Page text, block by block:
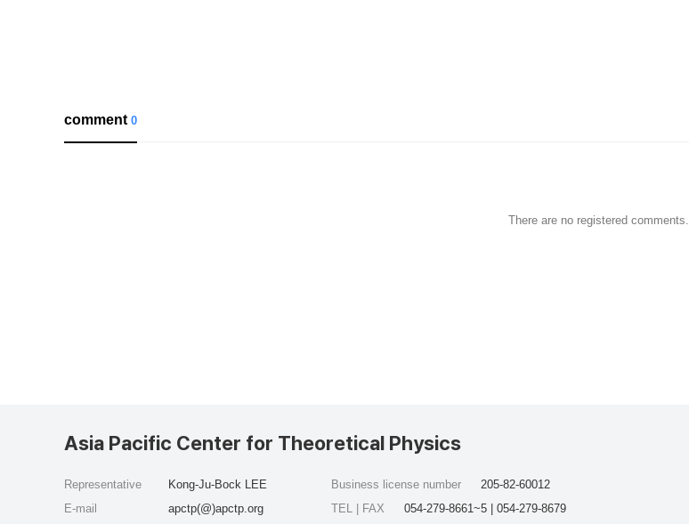
comment0
There are no registered comments.
Asia Pacific Center for Theoretical Physics
Representative
Kong-Ju-Bock LEE
E-mail
apctp(@)apctp.org
Business license number
205-82-60012
TEL | FAX
054-279-8661~5 | 054-279-8679